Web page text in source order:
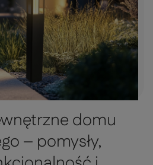
domu
– pomysły,